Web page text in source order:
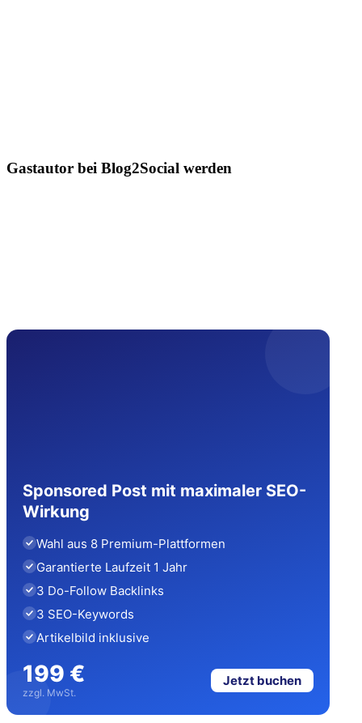
Gastautor bei Blog2Social werden
Sponsored Post mit maximaler SEO-
Wirkung
Wahl aus 8 Premium-Plattformen
Garantierte Laufzeit 1 Jahr
3 Do-Follow Backlinks
3 SEO-Keywords
Artikelbild inklusive
199 €
zzgl. MwSt.
Jetzt buchen